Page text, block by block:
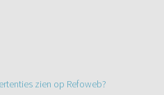
zien op Refoweb?